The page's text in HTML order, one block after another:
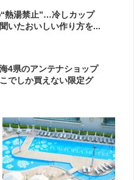
熱湯禁止”…冷しカップ
いたおいしい作り方を...
4県のアンテナショップ
でしか買えない限定グ